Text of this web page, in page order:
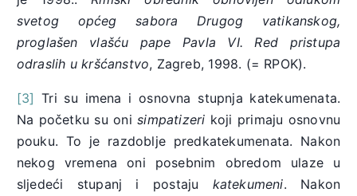
svetog općeg sabora Drugog vatikanskog,
proglašen vlašću pape Pavla VI. Red pristupa
odraslih u kršćanstvo, Zagreb, 1998. (= RPOK).
[3] Tri su imena i osnovna stupnja katekumenata.
Na početku su onisimpatizeri koji primaju osnovnu
pouku. To je razdoblje predkatekumenata. Nakon
nekog vremena oni posebnim obredom ulaze u
sljedeći stupanj i postaju katekumeni. Nakon